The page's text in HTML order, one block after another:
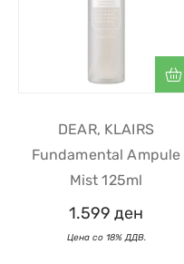
DEAR, KLAIRS
Fundamental Ampule
Mist 125ml
1.599 ден